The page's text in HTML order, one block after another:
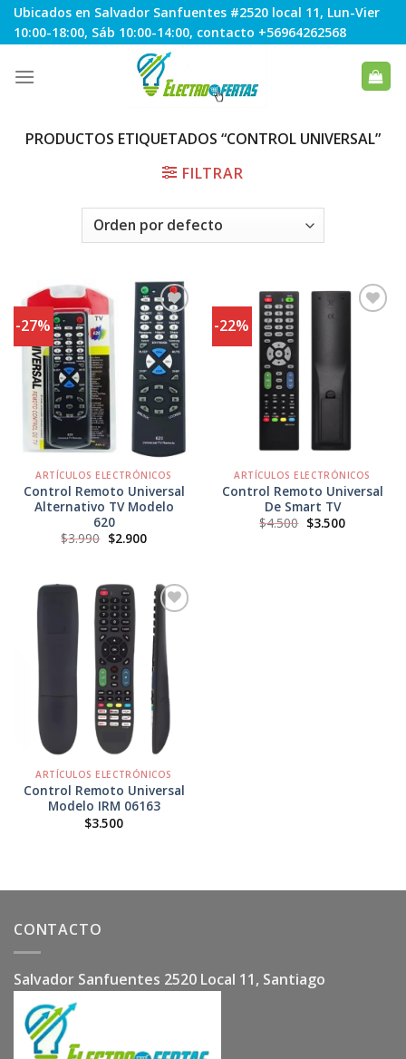
Skip
to
Ubicados en Salvador Sanfuentes #2520 local 11, Lun-Vier
10:00-18:00, Sáb 10:00-14:00, contacto +56964262568
PRODUCTOS ETIQUETADOS “CONTROL UNIVERSAL”
FILTRAR
-27%
Agregar
a
Favoritos
ARTÍCULOS ELECTRÓNICOS
Control Remoto Universal
Alternativo TV Modelo
620
$3.990 El
precio
$3.990.
$2.900El
precio
$2.900.
-22%
ARTÍCULOS ELECTRÓNICOS
Control Remoto Universal
De Smart TV
$4.500 El
precio
$3.500El
precio
Agregar
Favoritos
ARTÍCULOS ELECTRÓNICOS
Control Remoto Universal
Modelo IRM 06163
$3.500
CONTACTO
Salvador Sanfuentes 2520 Local 11, Santiago